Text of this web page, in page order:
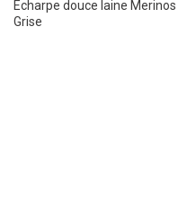
Echarpe douce laine Merinos
Grise